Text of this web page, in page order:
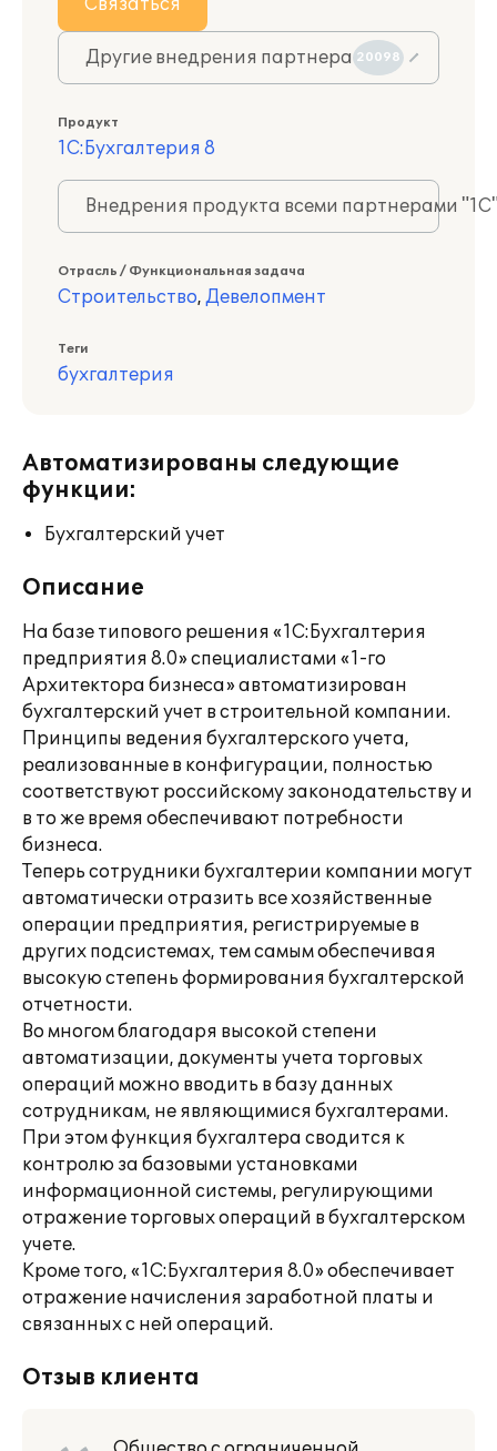
Связаться
Другие внедрения партнера 20098
Продукт
1С:Бухгалтерия 8
Внедрения продукта всеми партнерами
Отрасль / Функциональная задача
Строительство, Девелопмент
Теги
бухгалтерия
Автоматизированы следующие
функции:
Бухгалтерский учет
Описание
На базе типового решения «1С:Бухгалтерия
предприятия 8.0» специалистами «1-го
Архитектора бизнеса» автоматизирован
бухгалтерский учет в строительной компании.
Принципы ведения бухгалтерского учета,
реализованные в конфигурации, полностью
соответствуют российскому законодательству и
в то же время обеспечивают потребности
бизнеса.
Теперь сотрудники бухгалтерии компании могут
автоматически отразить все хозяйственные
операции предприятия, регистрируемые в
других подсистемах, тем самым обеспечивая
высокую степень формирования бухгалтерской
отчетности.
Во многом благодаря высокой степени
автоматизации, документы учета торговых
операций можно вводить в базу данных
сотрудникам, не являющимися бухгалтерами.
При этом функция бухгалтера сводится к
контролю за базовыми установками
информационной системы, регулирующими
отражение торговых операций в бухгалтерском
учете.
Кроме того, «1С:Бухгалтерия 8.0» обеспечивает
отражение начисления заработной платы и
связанных с ней операций.
Отзыв клиента